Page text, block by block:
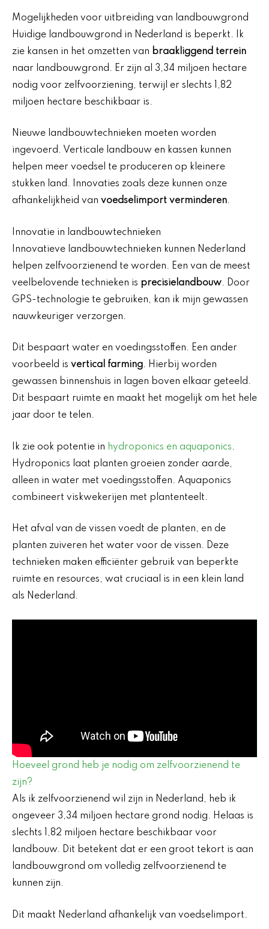
Mogelijkheden voor uitbreiding van landbouwgrond
Huidige landbouwgrond in Nederland is beperkt. Ik
zie kansen in het omzetten van braakliggend terrein
naar landbouwgrond. Er zijn al 3,34 miljoen hectare
nodig voor zelfvoorziening, terwijl er slechts 1,82
miljoen hectare beschikbaar is.
Nieuwe landbouwtechnieken moeten worden
ingevoerd. Verticale landbouw en kassen kunnen
helpen meer voedsel te produceren op kleinere
stukken land. Innovaties zoals deze kunnen onze
afhankelijkheid van voedselimport verminderen.
Innovatie in landbouwtechnieken
Innovatieve landbouwtechnieken kunnen Nederland
helpen zelfvoorzienend te worden. Een van de meest
veelbelovende technieken is precisielandbouw. Door
GPS-technologie te gebruiken, kan ik mijn gewassen
nauwkeuriger verzorgen.
Dit bespaart water en voedingsstoffen. Een ander
voorbeeld is vertical farming. Hierbij worden
gewassen binnenshuis in lagen boven elkaar geteeld.
Dit bespaart ruimte en maakt het mogelijk om het hele
jaar door te telen.
Ik zie ook potentie in hydroponics en aquaponics.
Hydroponics laat planten groeien zonder aarde,
alleen in water met voedingsstoffen. Aquaponics
combineert viskwekerijen met plantenteelt.
Het afval van de vissen voedt de planten, en de
planten zuiveren het water voor de vissen. Deze
technieken maken efficiënter gebruik van beperkte
ruimte en resources, wat cruciaal is in een klein land
als Nederland.
Hoeveel grond heb je nodig om zelfvoorzienend te
zijn?
Als ik zelfvoorzienend wil zijn in Nederland, heb ik
ongeveer 3,34 miljoen hectare grond nodig. Helaas is
slechts 1,82 miljoen hectare beschikbaar voor
landbouw. Dit betekent dat er een groot tekort is aan
landbouwgrond om volledig zelfvoorzienend te
kunnen zijn.
Dit maakt Nederland afhankelijk van voedselimport.